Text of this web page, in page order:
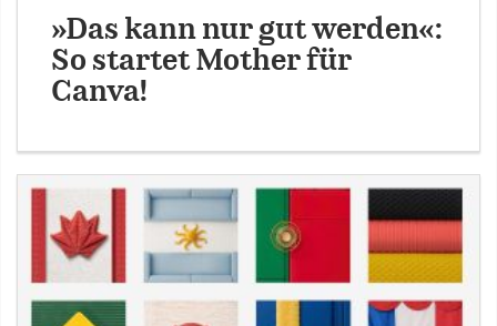
»Das kann nur gut werden«:
So startet Mother für
Canva!